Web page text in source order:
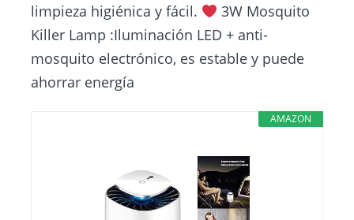
limpieza higiénica y fácil.
3W Mosquito
Killer Lamp :Iluminación LED + anti-
mosquito electrónico, es estable y puede
ahorrar energía
AMAZON